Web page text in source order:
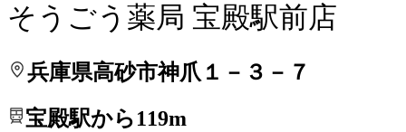
そうごう薬局 宝殿駅前店
兵庫県高砂市神爪１－３－７
宝殿駅から119m